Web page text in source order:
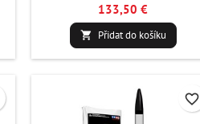
133,50 €
 Přidat do košíku
favorite_border